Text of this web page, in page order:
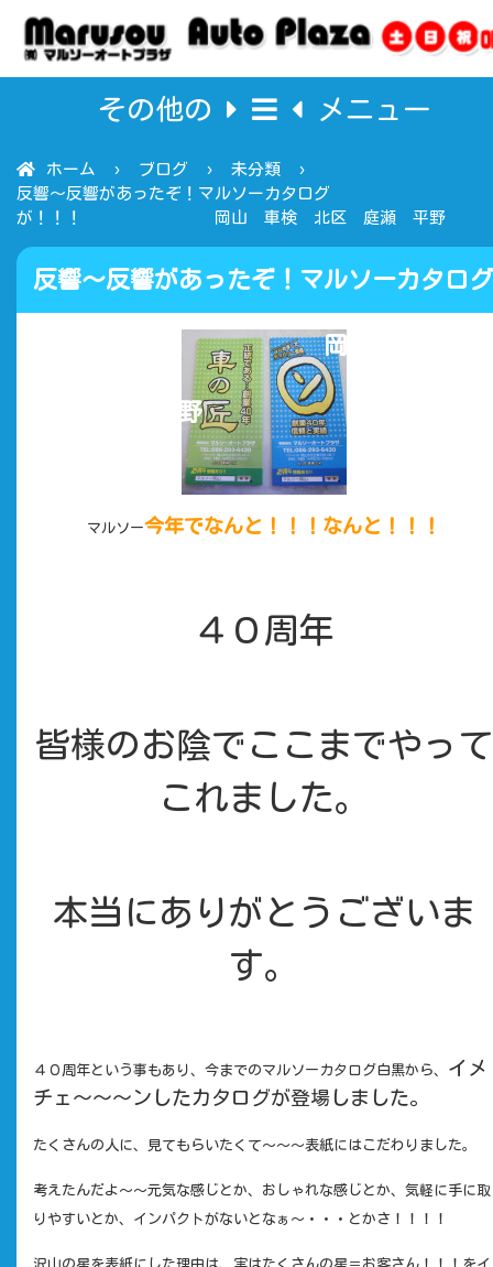
その他の メニュー
ホーム ブログ
未分類
反響～反響があったぞ！マルソーカタログ
が！！！ 岡山 車検 北区 庭瀬 平野
反響～反響があったぞ！マルソーカタログ
が！！！ 岡山 車検 北
区 庭瀬 平野
マルソー今年でなんと！！！なんと！！！
４０周年
皆様のお陰でここまでやって
これました。
本当にありがとうございま
す。
４０周年という事もあり、今までのマルソーカタログ白黒から、 イメ
チェ～～～ンしたカタログが登場しました。
たくさんの人に、見てもらいたくて～～～表紙にはこだわりました。
考えたんだよ～～元気な感じとか、おしゃれな感じとか、気軽に手に取
りやすいとか、インパクトがないとなぁ～・・・とかさ！！！！